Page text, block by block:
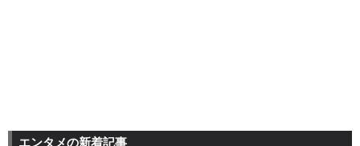
エンタメの新着記事